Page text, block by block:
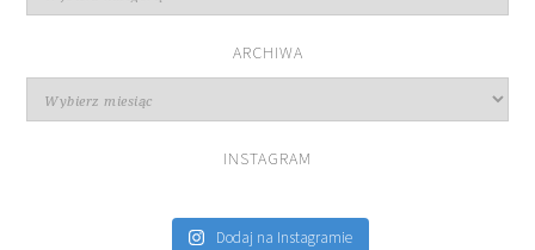
przepisów
ARCHIWA
INSTAGRAM
Dodaj na Instagramie